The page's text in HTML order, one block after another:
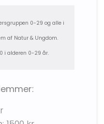
0-29 og alle i
af Natur & Ungdom.
i alderen 0-29 år.